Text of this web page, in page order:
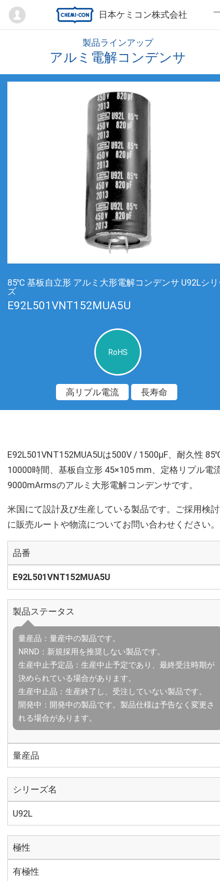
日本ケミコン株式会社
Mypage
製品ラインアップ
アルミ電解コンデンサ
85℃ 基板自立形 アルミ大形電解コンデンサ U92Lシ
ズ
E92L501VNT152MUA5U
RoHS
高リプル電流 長寿命
E92L501VNT152MUA5Uは500V / 1500µF、耐久性
10000時間、基板自立形 45×105 mm、定格リプル電
9000mArmsのアルミ大形電解コンデンサです。
米国にて設計及び生産している製品です。ご採用検
に販売ルートや物流についてお問い合わせください。
品番
E92L501VNT152MUA5U
製品ステータス
量産品：量産中の製品です。
NRND：新規採用を推奨しない製品です。
生産中止予定品：生産中止予定であり、最終受注時期が
決められている場合があります。
生産中止品：生産終了し、受注していない製品です。
開発中：開発中の製品です。製品仕様は予告なく変更さ
れる場合があります。
量産品
シリーズ名
U92L
極性
有極性